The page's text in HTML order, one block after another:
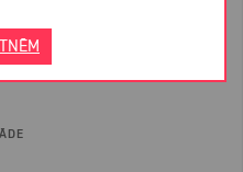
PIRCĒJIEM